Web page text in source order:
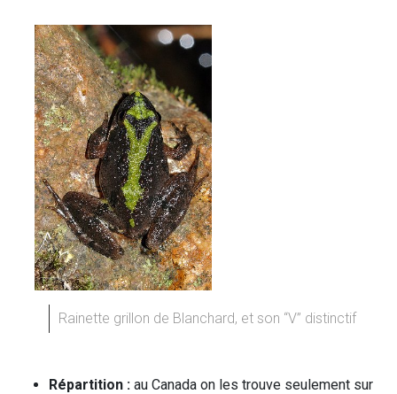
Rainette grillon de Blanchard, et son “V” distinctif
Répartition : au Canada on les trouve seulement sur